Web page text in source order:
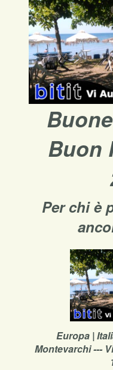
Buon
Per chi è
Europa |
Montevarchi ---